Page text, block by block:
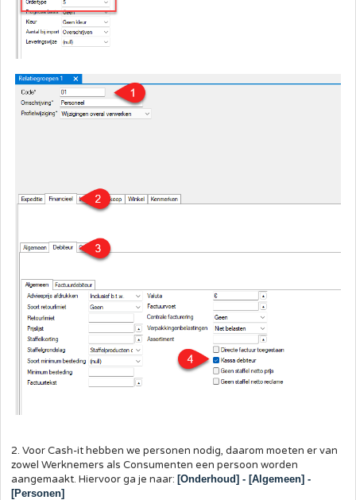
2. Voor Cash-it hebben we personen nodig, daarom moeten er van
zowel Werknemers als Consumenten een persoon worden
aangemaakt. Hiervoor ga je naar: [Onderhoud] - [Algemeen] -
[Personen]